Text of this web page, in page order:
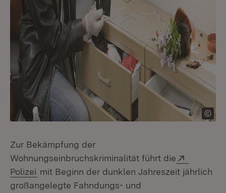
Zur Bekämpfung der
Wohnungseinbruchskriminalität führt die
Polizei (Öffnet in neuem Fenster)
mit Beginn der dunklen Jahreszeit jährlich
großangelegte Fahndungs- und